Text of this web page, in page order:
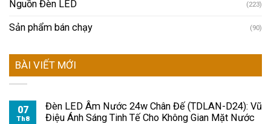
Nguồn Đèn LED (223)
Sản phẩm bán chạy (90)
BÀI VIẾT MỚI
07
Th8
Đèn LED Âm Nước 24w Chân Đế (TDLAN-D24): Vũ
Điệu Ánh Sáng Tinh Tế Cho Không Gian Mặt Nước